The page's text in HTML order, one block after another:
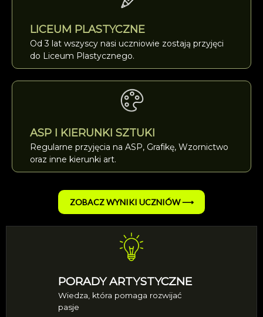
LICEUM PLASTYCZNE
Od 3 lat wszyscy nasi uczniowie zostają przyjęci
do Liceum Plastycznego.
ASP I KIERUNKI SZTUKI
Regularne przyjęcia na ASP, Grafikę, Wzornictwo
oraz inne kierunki art.
ZOBACZ WYNIKI UCZNIÓW ⟶
PORADY ARTYSTYCZNE
Wiedza, która pomaga rozwijać
pasje